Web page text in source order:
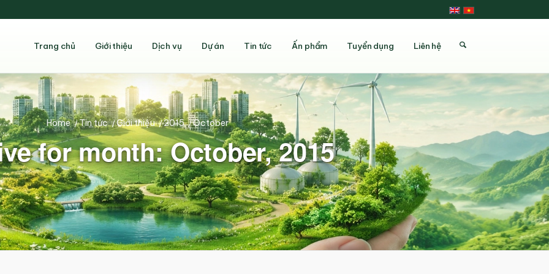
Trang chủ Giới thiệu Dịch vụ Dự án Tin tức Ấn phẩm Tuyển dụng Liên hệ
for month: October, 2015
Home /Tin tức /Giới thiệu /2015 /October